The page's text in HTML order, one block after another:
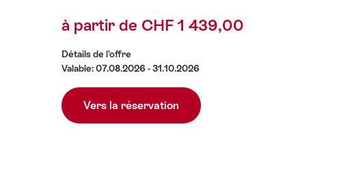
de
à partir de CHF 1 439,00
Détails de l’offre
Valable: 07.08.2026 - 31.10.2026
Vers la réservation